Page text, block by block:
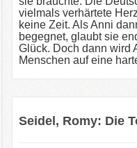
vielmals verhärtete
keine Zeit. Als Anni
begegnet, glaubt sie
Glück. Doch dann wird
Menschen auf eine
Seidel, Romy: Die